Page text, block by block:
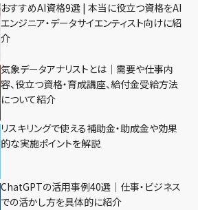
おすすめAI資格9選 | 本当に役立つ資格をAI
エンジニア・データサイエンティスト向けに紹
介
気象データアナリストとは｜需要や仕事内
容、役立つ資格・育成講座、給付金受給方法
について紹介
リスキリングで使える補助金・助成金や効果
的な実施ポイントを解説
ChatGPTの活用事例40選｜仕事・ビジネス
での活かし方を具体的に紹介